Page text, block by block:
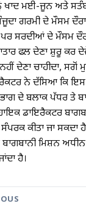
ਖਾਦ ਮਈ-ਜੂਨ ਅਤੇ
ਗਰਮੀ ਦੇ ਮੌਸਮ
ਸਰਦੀਆਂ ਦੇ ਮੌਸਮ
ਫਲ ਦੇਣਾ ਸ਼ੁਰੂ ਕਰ
ਦੇਣਾ ਚਾਹੀਦਾ, ਸਗੋਂ
ਨੇ ਦੱਸਿਆ ਕਿ
ਦੇ ਬਲਾਕ ਪੱਧਰ ਤੇ
ਡਾਇਰੈਕਟਰ
ਕੀਤਾ ਜਾ ਸਕਦਾ
ਮਿਸ਼ਨ ਅਧੀਨ
ਹੈ।